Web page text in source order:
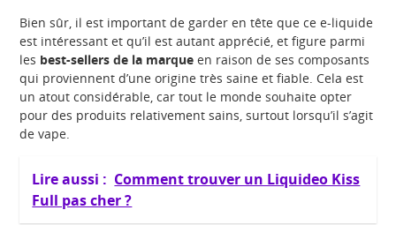
Bien sûr, il est important de garder en tête que ce e-liquide
est intéressant et qu’il est autant apprécié, et figure parmi
les best-sellers de la marque en raison de ses composants
qui proviennent d’une origine très saine et fiable. Cela est
un atout considérable, car tout le monde souhaite opter
pour des produits relativement sains, surtout lorsqu’il s’agit
de vape.
Lire aussi : Comment trouver un Liquideo Kiss
Full pas cher ?